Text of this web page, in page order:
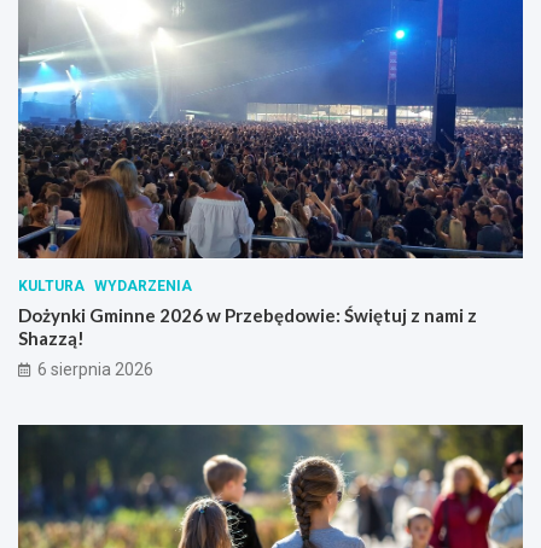
KULTURA WYDARZENIA
Dożynki Gminne 2026 w Przebędowie: Świętuj z nami z
Shazzą!
6 sierpnia 2026